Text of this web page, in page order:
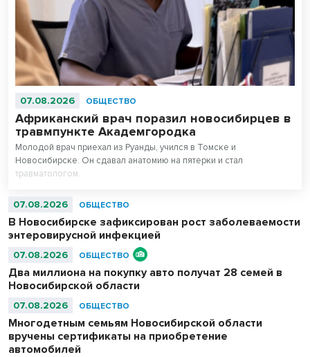
07.08.2026 ОБЩЕСТВО
Африканский врач поразил новосибирцев в
травмпункте Академгородка
Молодой врач приехал из Руанды, учился в Томске и
Новосибирске. Он сдавал анатомию на пятерки и стал
травматологом.
07.08.2026 ОБЩЕСТВО
В Новосибирске зафиксирован рост заболеваемости
энтеровирусной инфекцией
07.08.2026 ОБЩЕСТВО
Два миллиона на покупку авто получат 28 семей в
Новосибирской области
07.08.2026 ОБЩЕСТВО
Многодетным семьям Новосибирской области
вручены сертификаты на приобретение
автомобилей